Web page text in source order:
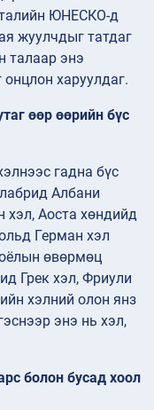
ЮНЕСКО-д
жуулчдыг татдаг
талаар энэ
харуулдаг.
өөр өөрийн бүс
гадна бүс
Албани
хэл, Аоста хөндийд
Герман хэл
өвөрмөц
Грек хэл, Фриули
хэлний олон янз
энэ нь хэл,
болон бусад хоол